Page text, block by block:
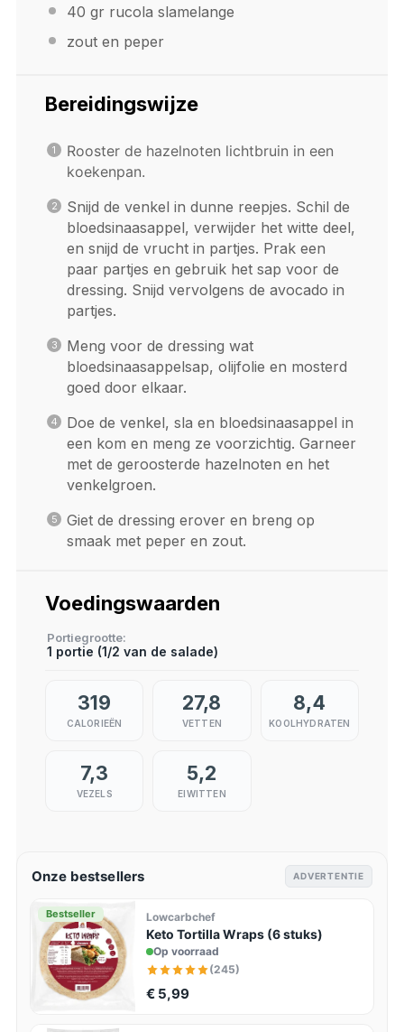
40 gr rucola slamelange
zout en peper
Bereidingswijze
Rooster de hazelnoten lichtbruin in een
koekenpan.
Snijd de venkel in dunne reepjes. Schil de
bloedsinaasappel, verwijder het witte deel,
en snijd de vrucht in partjes. Prak een
paar partjes en gebruik het sap voor de
dressing. Snijd vervolgens de avocado in
partjes.
Meng voor de dressing wat
bloedsinaasappelsap, olijfolie en mosterd
goed door elkaar.
Doe de venkel, sla en bloedsinaasappel in
een kom en meng ze voorzichtig. Garneer
met de geroosterde hazelnoten en het
venkelgroen.
Giet de dressing erover en breng op
smaak met peper en zout.
Voedingswaarden
Portiegrootte
1 portie (1/2 van de salade)
319
CALORIEËN
27,8
VETTEN
8,4
KOOLHYDRATEN
7,3
VEZELS
5,2
EIWITTEN
Onze bestsellers ADVERTENTIE
Bestseller Lowcarbchef
Keto Tortilla Wraps (6 stuks)
Op voorraad
(245)
€ 5,99